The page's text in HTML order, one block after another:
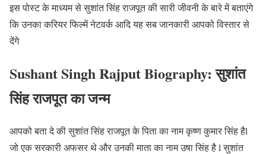
इस पोस्ट के माध्यम से सुशांत सिंह राजपूत की सारी जीवनी के बारे में बताएंगे
कि उनका करियर फिल्में नेटवर्क आदि यह सब जानकारी आपको विस्तार से
देंगे
Sushant Singh Rajput Biography: सुशांत
सिंह राजपूत का जन्म
आपको बता दे की सुशांत सिंह राजपूत के पिता का नाम कृष्ण कुमार सिंह हैl
जो एक सरकारी अफसर थे और उनकी माता का नाम उषा सिंह है l सुशांत